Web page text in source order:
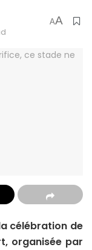
AA
célébration de
organisée par